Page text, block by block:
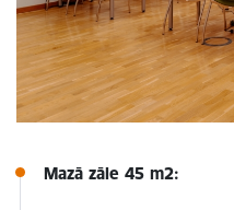
Mazā zāle 45 m2: